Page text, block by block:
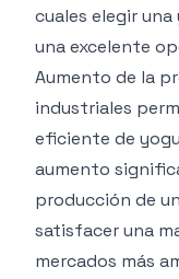
cuales elegir
una excelente
Aumento de la
industriales
eficiente de
aumento
producción de
satisfacer una
mercados más